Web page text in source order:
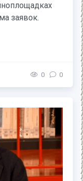
заявок.
0 0